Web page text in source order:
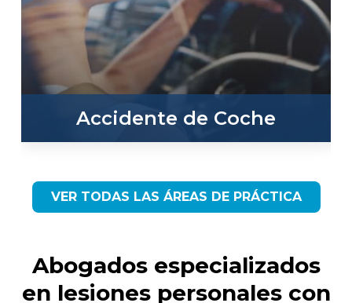
Accidente de Coche
VER TODAS LAS ÁREAS DE PRÁCTICA
Abogados especializados
en lesiones personales con